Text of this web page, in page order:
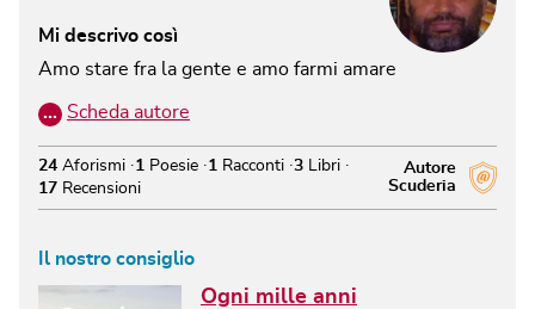
Mi descrivo così
Amo stare fra la gente e amo farmi amare
… Scheda autore
Autore
Scuderia
24 Aforismi 1 Poesie 1 Racconti 3 Libri
17 Recensioni
Il nostro consiglio
Ogni mille anni